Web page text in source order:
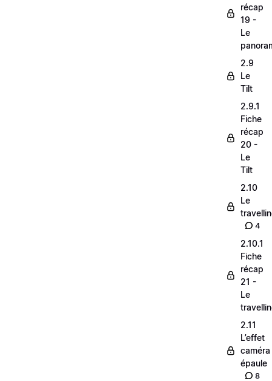
récap
19 -
Le
2.9
Le
Tilt
2.9.1
Fiche
récap
20 -
Le
Tilt
2.10
Le
4
2.10.1
Fiche
récap
21 -
Le
2.11
L’effet
caméra
épaule
8